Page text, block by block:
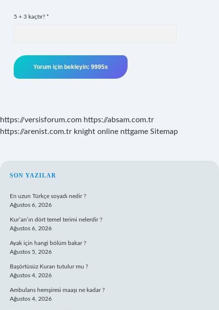
5 + 3 kaçtır? *
https://versisforum.com https://absam.com.tr
https://arenist.com.tr knight online nttgame Sitemap
SIDEBAR
SON YAZILAR
En uzun Türkçe soyadı nedir ?
Ağustos 6, 2026
Kur’an’ın dört temel terimi nelerdir ?
Ağustos 6, 2026
Ayak için hangi bölüm bakar ?
Ağustos 5, 2026
Başörtüsüz Kuran tutulur mu ?
Ağustos 4, 2026
Ambulans hemşiresi maaşı ne kadar ?
Ağustos 4, 2026